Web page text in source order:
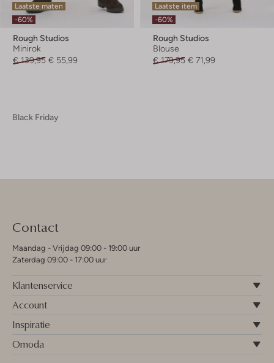
Laatste maten
-60%
Rough Studios
Minirok
€ 139,95 € 55,99
Laatste item
-60%
Rough Studios
Blouse
€ 179,95 € 71,99
Black Friday
Contact
Maandag - Vrijdag 09:00 - 19:00 uur
Zaterdag 09:00 - 17:00 uur
Klantenservice
Account
Inspiratie
Omoda